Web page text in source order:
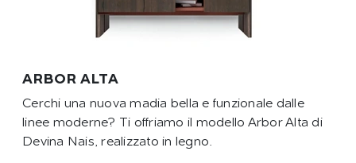
ARBOR ALTA
Cerchi una nuova madia bella e funzionale dalle
linee moderne? Ti offriamo il modello Arbor Alta di
Devina Nais, realizzato in legno.